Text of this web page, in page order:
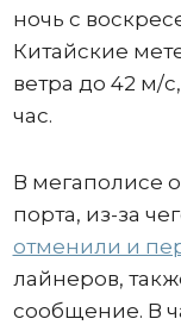
ночь с
Китайские
ветра до 42 м/
час.
В мегаполисе
порта, из-за
отменили и
лайнеров,
сообщение. В